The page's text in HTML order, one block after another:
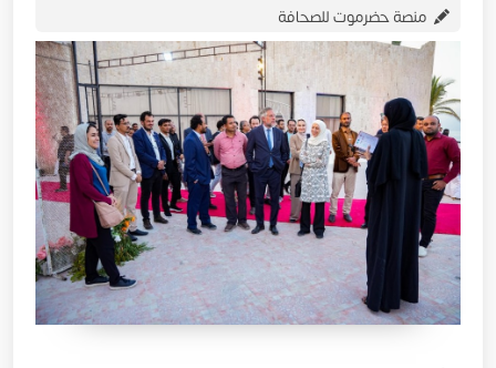
منصة حضرموت للصحافة